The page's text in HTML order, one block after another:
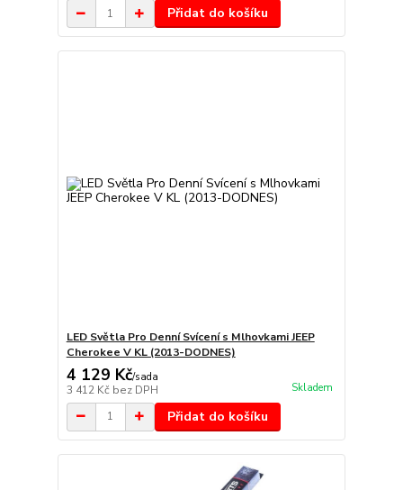
Přidat do košíku
LED Světla Pro Denní Svícení s Mlhovkami JEEP
Cherokee V KL (2013-DODNES)
4 129 Kč/sada
3 412 Kč bez DPH Skladem
Přidat do košíku